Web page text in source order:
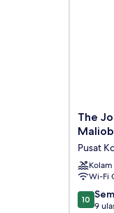
The
Jogja
&
Center
-
The
Pusat
Wi-Fi
10.0
dari
10
9